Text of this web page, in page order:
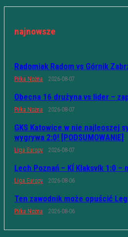
najnowsze
Radomiak Radom vs Górnik
Piłka Nożna 2026-08-07
Obecna 16 drużyna vs lider –
Piłka Nożna 2026-08-07
GKS Katowice w nie najleoszej
wygrywa 2:0! [PODSUMOWANIE]
Liga Europy 2026-08-07
Lech Poznań – KÍ Klaksvík 1:0 –
Liga Europy 2026-08-06
Ten zawodnik może opuścić
Piłka Nożna 2026-08-06